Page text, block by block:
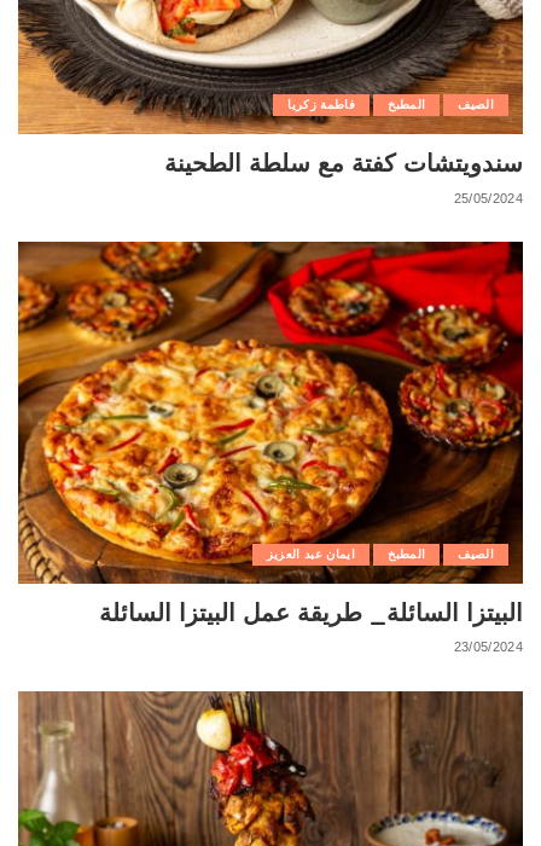
الصيف المطبخ فاطمة زكريا
سندويتشات كفتة مع سلطة الطحينة
25/05/2024
الصيف المطبخ ايمان عبد العزيز
البيتزا السائلة_ طريقة عمل البيتزا السائلة
23/05/2024